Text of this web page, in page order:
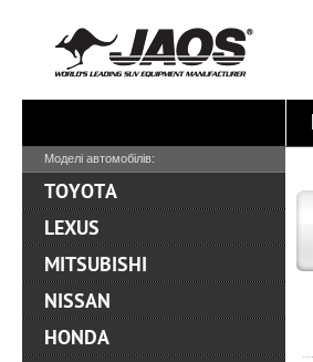
Моделі автомобілів:
TOYOTA
LEXUS
MITSUBISHI
NISSAN
HONDA